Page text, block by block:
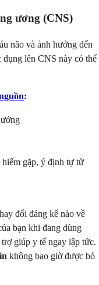
ương (CNS)
não và ảnh hưởng đến
lên CNS này có thể
:
gặp, ý định tự tử
đổi đáng kể nào về
bạn khi đang dùng
giúp y tế ngay lập tức.
không bao giờ được bỏ